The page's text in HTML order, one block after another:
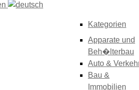
Kategorien
Apparate und
Beh�lterbau
Auto &
Bau &
Immobilien